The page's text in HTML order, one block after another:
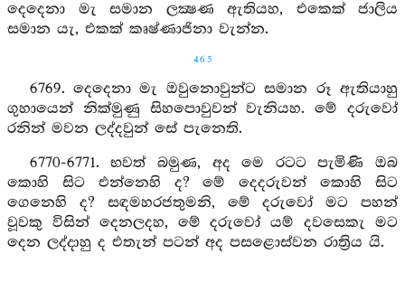
දෙදෙනා මැ සමාන ලක්‍ෂණ ඇතියහ, එකෙක් ජාලිය
සමාන යැ, එකක් කෘෂ්ණාජිනා වැන්න.
465
6769. දෙදෙනා මැ ඔවුනොවුන්ට සමාන රූ ඇතියාහු
ගුහායෙන් නික්මුණු සිහපොවුවන් වැනියහ. මේ දරුවෝ
රනින් මවන ලද්දවුන් සේ පැනෙති.
6770-6771. භවත් බමුණ, අද මෙ රටට පැමිණි ඔබ
කොහි සිට එන්නෙහි ද? මේ දෙදරුවන් කොහි සිට
ගෙනෙහි ද? සඳමහරජතුමනි, මේ දරුවෝ මට පහන්
වූවකු විසින් දෙනලදහ, මේ දරුවෝ යම් දවසෙකැ මට
දෙන ලද්දාහු ද එතැන් පටන් අද පසළොස්වන රාත්‍රිය යි.